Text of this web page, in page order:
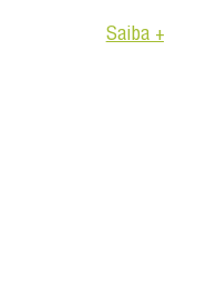
Saiba +